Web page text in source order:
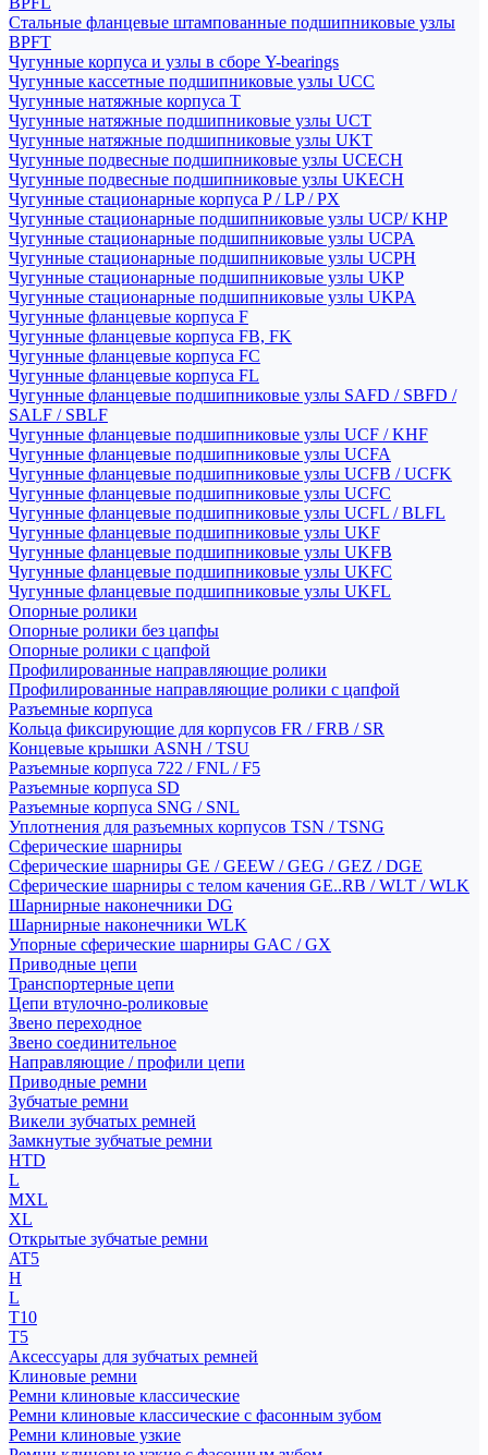
Стальные фланцевые штампованные подшипниковые узлы
BPFT
Чугунные корпуса и узлы в сборе Y-bearings
Чугунные кассетные подшипниковые узлы UCC
Чугунные натяжные корпуса T
Чугунные натяжные подшипниковые узлы UCT
Чугунные натяжные подшипниковые узлы UKT
Чугунные подвесные подшипниковые узлы UCECH
Чугунные подвесные подшипниковые узлы UKECH
Чугунные стационарные корпуса P / LP / PX
Чугунные стационарные подшипниковые узлы UCP/ KHP
Чугунные стационарные подшипниковые узлы UCPA
Чугунные стационарные подшипниковые узлы UCPH
Чугунные стационарные подшипниковые узлы UKP
Чугунные стационарные подшипниковые узлы UKPA
Чугунные фланцевые корпуса F
Чугунные фланцевые корпуса FB, FK
Чугунные фланцевые корпуса FC
Чугунные фланцевые корпуса FL
Чугунные фланцевые подшипниковые узлы SAFD / SBFD /
SALF / SBLF
Чугунные фланцевые подшипниковые узлы UCF / KHF
Чугунные фланцевые подшипниковые узлы UCFA
Чугунные фланцевые подшипниковые узлы UCFB / UCFK
Чугунные фланцевые подшипниковые узлы UCFC
Чугунные фланцевые подшипниковые узлы UCFL / BLFL
Чугунные фланцевые подшипниковые узлы UKF
Чугунные фланцевые подшипниковые узлы UKFB
Чугунные фланцевые подшипниковые узлы UKFC
Чугунные фланцевые подшипниковые узлы UKFL
Опорные ролики
Опорные ролики без цапфы
Опорные ролики с цапфой
Профилированные направляющие ролики
Профилированные направляющие ролики с цапфой
Разъемные корпуса
Кольца фиксирующие для корпусов FR / FRB / SR
Концевые крышки ASNH / TSU
Разъемные корпуса 722 / FNL / F5
Разъемные корпуса SD
Разъемные корпуса SNG / SNL
Уплотнения для разъемных корпусов TSN / TSNG
Сферические шарниры
Сферические шарниры GE / GEEW / GEG / GEZ / DGE
Сферические шарниры с телом качения GE..RB / WLT / WLK
Шарнирные наконечники DG
Шарнирные наконечники WLK
Упорные сферические шарниры GAC / GX
Приводные цепи
Транспортерные цепи
Цепи втулочно-роликовые
Звено переходное
Звено соединительное
Направляющие / профили цепи
Приводные ремни
Зубчатые ремни
Викели зубчатых ремней
Замкнутые зубчатые ремни
HTD
L
MXL
XL
Открытые зубчатые ремни
AT5
H
L
T10
T5
Аксессуары для зубчатых ремней
Клиновые ремни
Ремни клиновые классические
Ремни клиновые классические с фасонным зубом
Ремни клиновые узкие